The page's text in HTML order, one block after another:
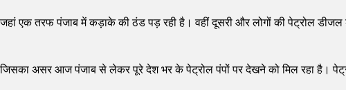
जहां एक तरफ पंजाब में कड़ाके की ठंड पड़ रही है। वहीं दूसरी और लोगों की पेट्रोल डीजल
जिसका असर आज पंजाब से लेकर पूरे देश भर के पेट्रोल पंपों पर देखने को मिल रहा है।